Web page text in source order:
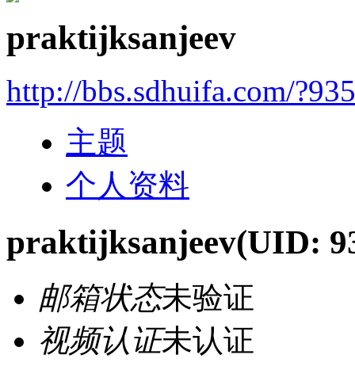
praktijksanjeev
http://bbs.sdhuifa.com/
主题
个人资料
praktijksanjeev(UID:
邮箱状态未验证
视频认证未认证